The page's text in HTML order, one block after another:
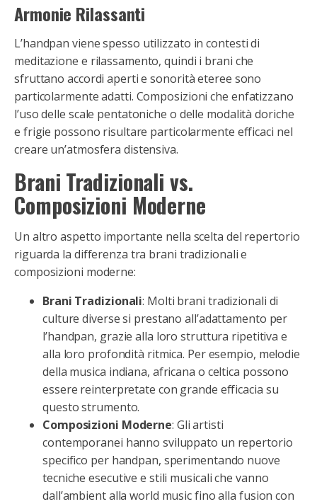
Armonie Rilassanti
L’handpan viene spesso utilizzato in contesti di
meditazione e rilassamento, quindi i brani che
sfruttano accordi aperti e sonorità eteree sono
particolarmente adatti. Composizioni che enfatizzano
l’uso delle scale pentatoniche o delle modalità doriche
e frigie possono risultare particolarmente efficaci nel
creare un’atmosfera distensiva.
Brani Tradizionali vs.
Composizioni Moderne
Un altro aspetto importante nella scelta del repertorio
riguarda la differenza tra brani tradizionali e
composizioni moderne:
Brani Tradizionali: Molti brani tradizionali di
culture diverse si prestano all’adattamento per
l’handpan, grazie alla loro struttura ripetitiva e
alla loro profondità ritmica. Per esempio, melodie
della musica indiana, africana o celtica possono
essere reinterpretate con grande efficacia su
questo strumento.
Composizioni Moderne: Gli artisti
contemporanei hanno sviluppato un repertorio
specifico per handpan, sperimentando nuove
tecniche esecutive e stili musicali che vanno
dall’ambient alla world music fino alla fusion con